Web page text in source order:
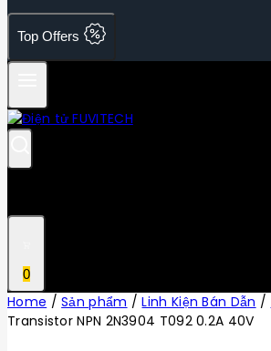
Top Offers
0
Home / Sản phẩm / Linh Kiện Bán Dẫn /
Transistor NPN 2N3904 T092 0.2A 40V